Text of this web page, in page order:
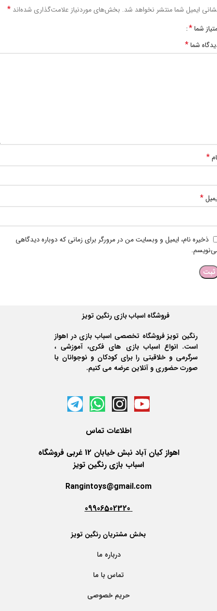
ایمیل شما منتشر نخواهد شد. بخش‌های موردنیاز علامت‌گذاری شده‌اند *
شما*
شما*
*
*
ذخیره نام، ایمیل و وبسایت من در مرورگر برای زمانی که دوباره دیدگاهی
فروشگاه اسباب بازی رنگین تویز
رنگین تویز فروشگاه تخصصی اسباب بازی در اهواز
است. انواع اسباب بازی های فکری، آموزشی ،
سرگرمی و خلاقیتی را برای کودکان و نوجوانان با
صورت حضوری و آنلاین عرضه می کنیم.
اطلاعات تماس
اهواز کیان آباد نبش خیابان 12 غربی فروشگاه
اسباب بازی رنگین تویز
Rangintoys@gmail.com
09906502320
بخش مشتریان رنگین تویز
درباره ما
تماس با ما
حریم خصوصی